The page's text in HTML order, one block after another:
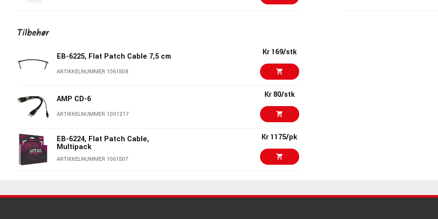
Kr 1499/stk
Kr 2016/stk
VOX VE-ME Valvenergy Mystic
Edge
Kr 1999
Friedman Dirty Shirley OD VOX AC15X
Tilbehør
EB-6225, Flat Patch Cable 7,5 cm
ARTIKKELNUMMER 1061508
Kr 169/stk
AMP CD-6
ARTIKKELNUMMER 1001217
Kr 80/stk
EB-6224, Flat Patch Cable,
Multipack
ARTIKKELNUMMER 1061507
Kr 1175/pk